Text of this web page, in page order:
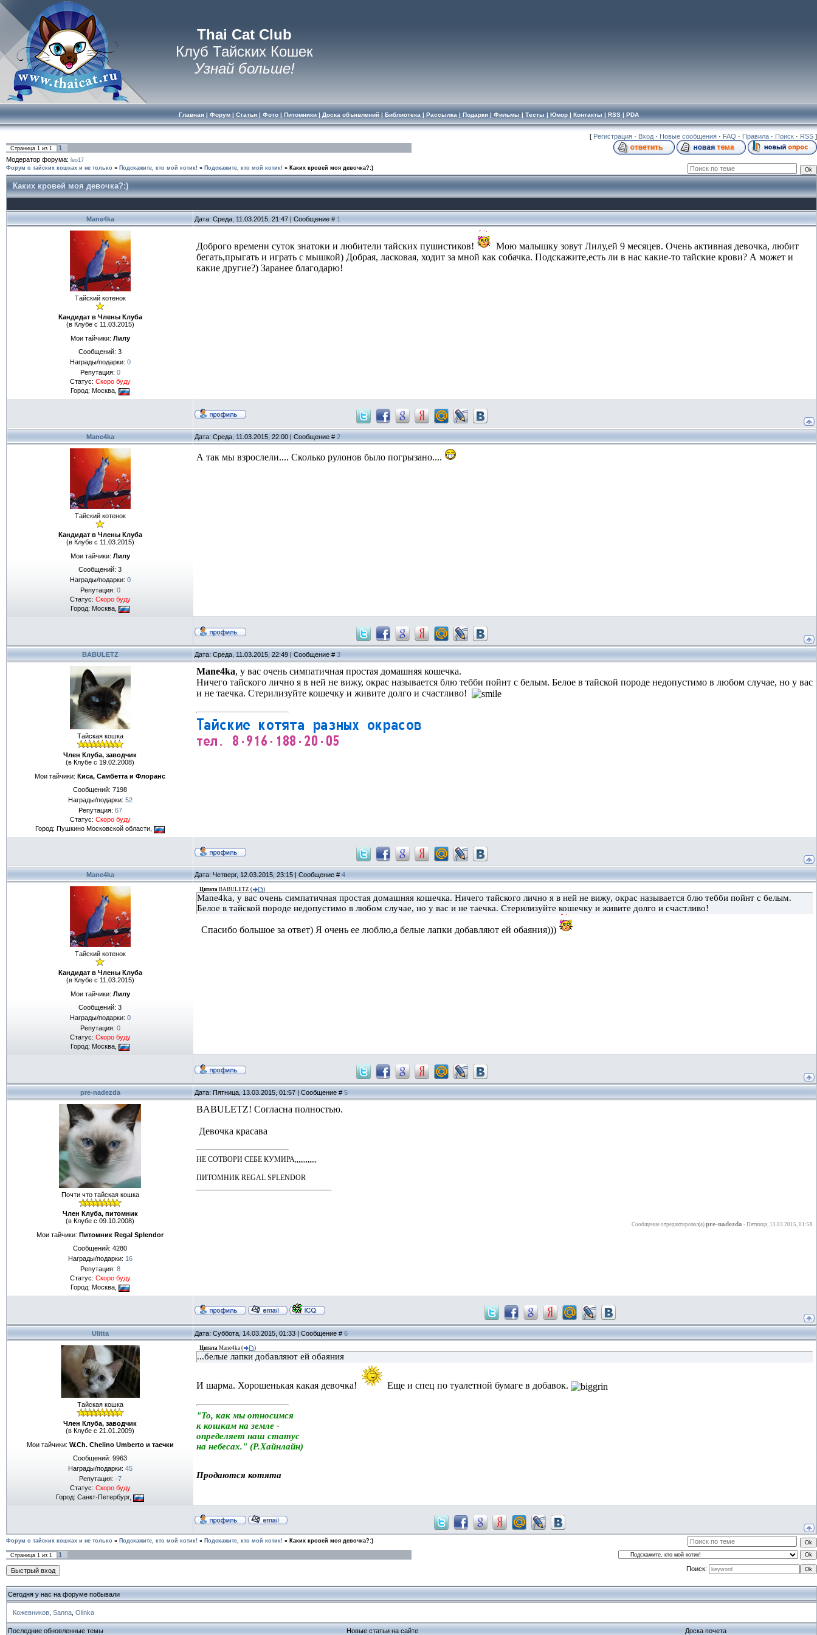
Thai Cat Club
Клуб Тайских Кошек
Узнай больше!
Главная| Форум| Статьи| Фото| Питомники| Доска объявлений| Библиотека | Рассылка | Подарки| Фильмы | Тесты | Юмор| Контакты | RSS| PDA
[ Регистрация · Вход · Новые сообщения · FAQ · Правила · Поиск · RSS ]
Страница 1 из 1
1
Модератор форума: leo17
Форум о тайских кошках и не только » Подскажите, кто мой котик! » Подскажите, кто мой котик! » Каких кровей моя девочка?:)
Каких кровей моя девочка?:)
Mane4ka Дата: Среда, 11.03.2015, 21:47 | Сообщение # 1
Тайский котенок
Кандидат в Члены Клуба
(в Клубе с 11.03.2015)
Мои тайчики: Лилу
Сообщений: 3
Награды/подарки: 0
Репутация: 0
Статус: Скоро буду
Город: Москва,
Доброго времени суток знатоки и любители тайских пушистиков!
Мою малышку зовут Лилу,ей 9 месяцев. Очень активная девочка, любит
бегать,прыгать и играть с мышкой) Добрая, ласковая, ходит за мной как собачка. Подскажите,есть ли в нас какие-то тайские крови? А может и
какие другие?) Заранее благодарю!
Mane4ka Дата: Среда, 11.03.2015, 22:00 | Сообщение # 2
Тайский котенок
Кандидат в Члены Клуба
(в Клубе с 11.03.2015)
Мои тайчики: Лилу
Сообщений: 3
Награды/подарки: 0
Репутация: 0
Статус: Скоро буду
Город: Москва,
А так мы взрослели.... Сколько рулонов было погрызано....
BABULETZ Дата: Среда, 11.03.2015, 22:49 | Сообщение # 3
Тайская кошка
Член Клуба, заводчик
(в Клубе с 19.02.2008)
Мои тайчики: Киса, Самбетта и Флоранс
Сообщений: 7198
Награды/подарки: 52
Репутация: 67
Статус: Скоро буду
Город: Пушкино Московской области,
Mane4ka, у вас очень симпатичная простая домашняя кошечка.
Ничего тайского лично я в ней не вижу, окрас называется блю тебби пойнт с белым. Белое в тайской породе недопустимо в любом случае, но у вас
и не таечка. Стерилизуйте кошечку и живите долго и счастливо!
Mane4ka Дата: Четверг, 12.03.2015, 23:15 | Сообщение # 4
Тайский котенок
Кандидат в Члены Клуба
(в Клубе с 11.03.2015)
Мои тайчики: Лилу
Сообщений: 3
Награды/подарки: 0
Репутация: 0
Статус: Скоро буду
Город: Москва,
Цитата BABULETZ ( )
Mane4ka, у вас очень симпатичная простая домашняя кошечка. Ничего тайского лично я в ней не вижу, окрас называется блю тебби пойнт с белым.
Белое в тайской породе недопустимо в любом случае, но у вас и не таечка. Стерилизуйте кошечку и живите долго и счастливо!
Спасибо большое за ответ) Я очень ее люблю,а белые лапки добавляют ей обаяния)))
pre-nadezda Дата: Пятница, 13.03.2015, 01:57 | Сообщение # 5
Почти что тайская кошка
Член Клуба, питомник
(в Клубе с 09.10.2008)
Мои тайчики: Питомник Regal Splendor
Сообщений: 4280
Награды/подарки: 16
Репутация: 8
Статус: Скоро буду
Город: Москва,
BABULETZ! Согласна полностью.
Девочка красава
НЕ СОТВОРИ СЕБЕ КУМИРА,,,,,,,,,,,,
ПИТОМНИК REGAL SPLENDOR
Сообщение отредактировал(а) pre-nadezda - Пятница, 13.03.2015, 01:58
Ulitta Дата: Суббота, 14.03.2015, 01:33 | Сообщение # 6
Тайская кошка
Член Клуба, заводчик
(в Клубе с 21.01.2009)
Мои тайчики: W.Ch. Chelino Umberto и таечки
Сообщений: 9963
Награды/подарки: 45
Репутация: -7
Статус: Скоро буду
Город: Санкт-Петербург,
Цитата Mane4ka ( )
...белые лапки добавляют ей обаяния
И шарма. Хорошенькая какая девочка! Еще и спец по туалетной бумаге в добавок.
"То, как мы относимся
к кошкам на земле -
определяет наш статус
на небесах." (Р.Хайнлайн)
Продаются котята
Форум о тайских кошках и не только » Подскажите, кто мой котик! » Подскажите, кто мой котик! » Каких кровей моя девочка?:)
Страница 1 из 1
1
Поиск:
Сегодня у нас на форуме побывали
Кожевников Sanna Olinka
Последние обновленные темы Новые статьи на сайте Доска почета